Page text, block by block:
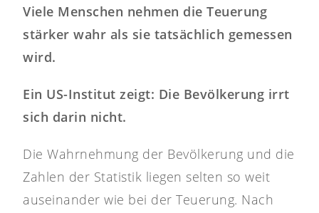
Viele Menschen nehmen die Teuerung
stärker wahr als sie tatsächlich gemessen
wird.
Ein US-Institut zeigt: Die Bevölkerung irrt
sich darin nicht.
Die Wahrnehmung der Bevölkerung und die
Zahlen der Statistik liegen selten so weit
auseinander wie bei der Teuerung. Nach